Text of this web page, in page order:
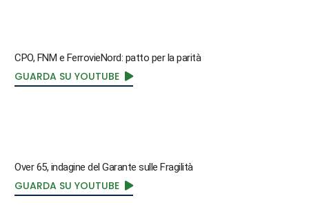
CPO, FNM e FerrovieNord: patto per la parità
GUARDA SU YOUTUBE
Over 65, indagine del Garante sulle Fragilità
GUARDA SU YOUTUBE